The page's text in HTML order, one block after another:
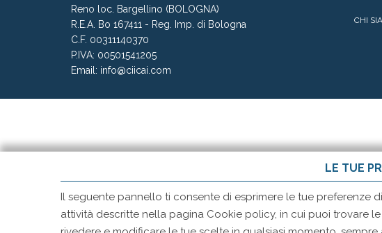
Reno loc. Bargellino (BOLOGNA)
R.E.A. Bo 167411 - Reg. Imp. di Bologna
C.F. 00311140370
P.IVA: 00501541205
Email: info@ciicai.com
CHI
LE TUE
Il seguente pannello ti consente di esprimere le tue
attività descritte nella pagina Cookie policy, in cui puoi trovare